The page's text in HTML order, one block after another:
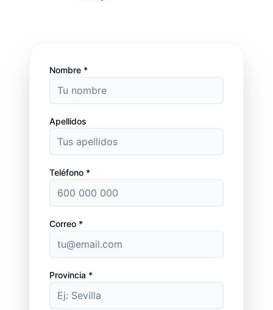
Nombre *
Apellidos
Teléfono *
Correo *
Provincia *